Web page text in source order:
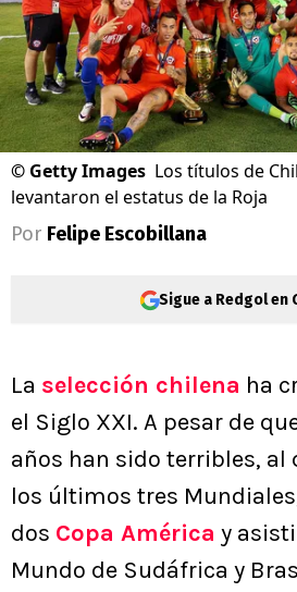
© Getty Images Los títulos de
levantaron el estatus de la Roja
Por Felipe Escobillana
Sigue a Redgol en
La selección chilena ha
el Siglo XXI. A pesar de
años han sido terribles, al
los últimos tres
dos Copa América y
Mundo de Sudáfrica y